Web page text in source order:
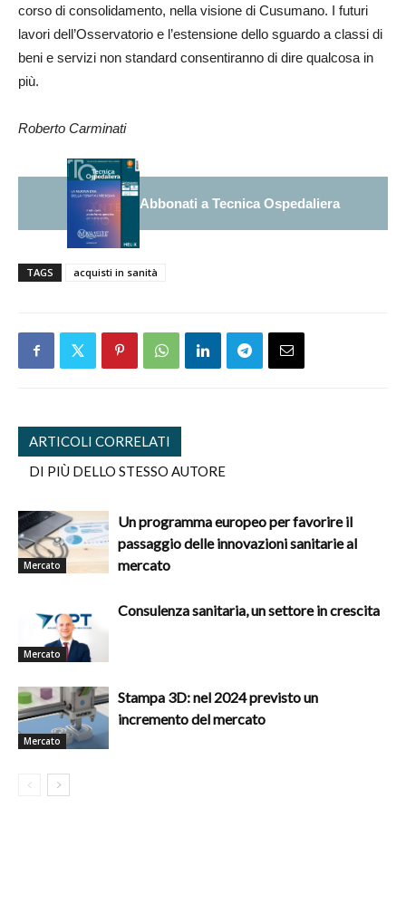
corso di consolidamento, nella visione di Cusumano. I futuri
lavori dell’Osservatorio e l’estensione dello sguardo a classi di
beni e servizi non standard consentiranno di dire qualcosa in
più.
Roberto Carminati
Abbonati a Tecnica Ospedaliera
TAGS acquisti in sanità
ARTICOLI CORRELATI
DI PIÙ DELLO STESSO AUTORE
Mercato
Un programma europeo per favorire il
passaggio delle innovazioni sanitarie al
mercato
Mercato
Consulenza sanitaria, un settore in crescita
Mercato
Stampa 3D: nel 2024 previsto un
incremento del mercato